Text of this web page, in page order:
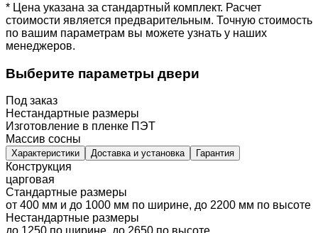
* Цена указана за стандартный комплект. Расчет
стоимости является предварительным. Точную стоимость
по вашим параметрам вы можете узнать у наших
менеджеров.
Выберите параметры двери
Под заказ
Нестандартные размеры
Изготовление в пленке ПЭТ
Массив сосны
Характеристики Доставка и установка Гарантия
Конструкция
царговая
Стандартные размеры
от 400 мм и до 1000 мм по ширине, до 2200 мм по высоте
Нестандартные размеры